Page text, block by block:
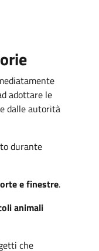
adottare le
dalle autorità
durante
e finestre.
animali
che